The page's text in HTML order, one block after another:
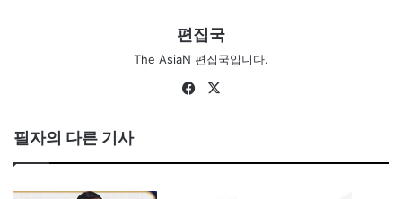
편집국
The AsiaN 편집국입니다.
Facebook
필자의 다른 기사